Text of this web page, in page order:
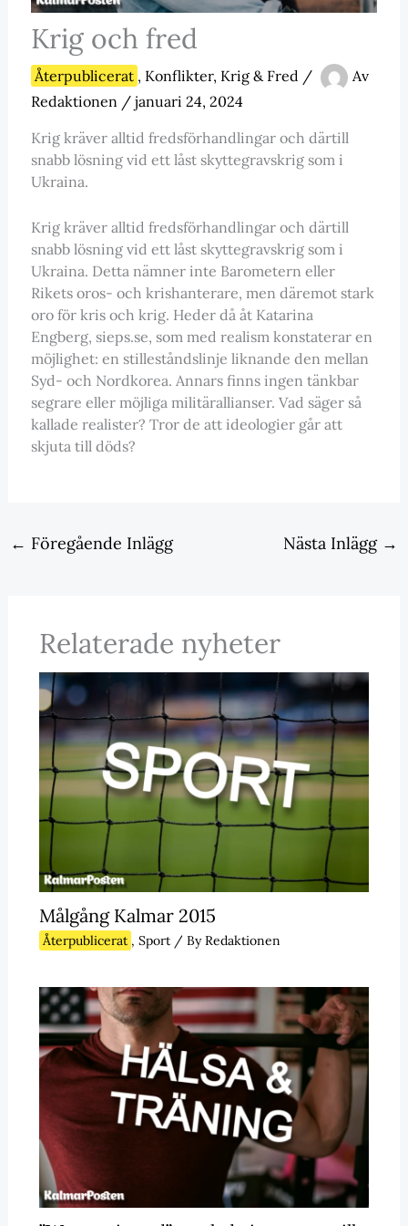
Krig och fred
Återpublicerat , Konflikter, Krig & Fred /
Av
Redaktionen / januari 24, 2024
Krig kräver alltid fredsförhandlingar och därtill
snabb lösning vid ett låst skyttegravskrig som i
Ukraina.
Krig kräver alltid fredsförhandlingar och därtill
snabb lösning vid ett låst skyttegravskrig som i
Ukraina. Detta nämner inte Barometern eller
Rikets oros- och krishanterare, men däremot stark
oro för kris och krig. Heder då åt Katarina
Engberg, sieps.se, som med realism konstaterar en
möjlighet: en stilleståndslinje liknande den mellan
Syd- och Nordkorea. Annars finns ingen tänkbar
segrare eller möjliga militärallianser. Vad säger så
kallade realister? Tror de att ideologier går att
skjuta till döds?
← Föregående Inlägg Nästa Inlägg →
Relaterade nyheter
Målgång Kalmar 2015
Återpublicerat , Sport/ ByRedaktionen